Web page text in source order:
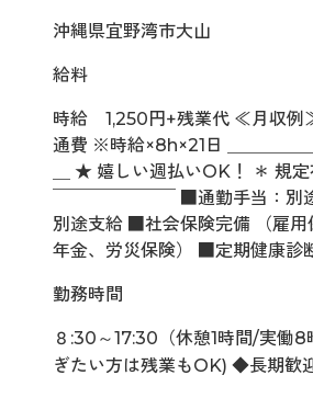
沖縄県宜野湾市大山
給料
時給 1,250円+残業代 ≪月収例
通費 ※時給×8h×21日 ＿＿＿＿＿
＿ ★ 嬉しい週払いOK！ ＊ 規定
￣￣￣￣￣￣￣ ■通勤手当：別
別途支給 ■社会保険完備 （雇用
年金、労災保険） ■定期健康診
勤務時間
８:30～17:30（休憩1時間/実働
ぎたい方は残業もOK) ◆長期歓